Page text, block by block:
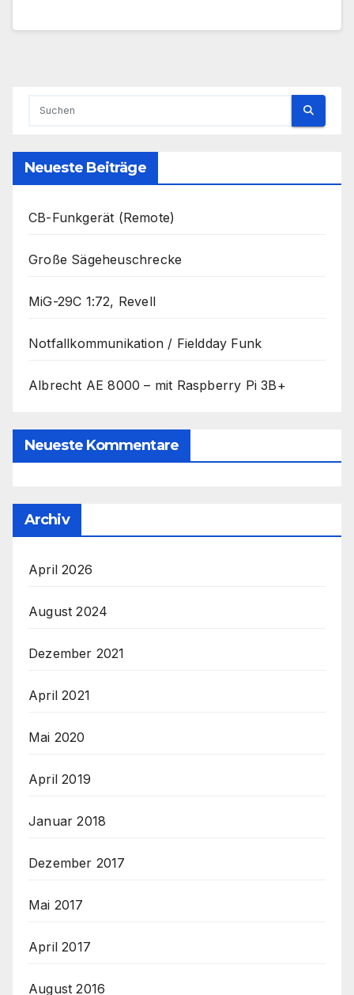
Neueste Beiträge
CB-Funkgerät (Remote)
Große Sägeheuschrecke
MiG-29C 1:72, Revell
Notfallkommunikation / Fieldday Funk
Albrecht AE 8000 – mit Raspberry Pi 3B+
Neueste Kommentare
Archiv
April 2026
August 2024
Dezember 2021
April 2021
Mai 2020
April 2019
Januar 2018
Dezember 2017
Mai 2017
April 2017
August 2016